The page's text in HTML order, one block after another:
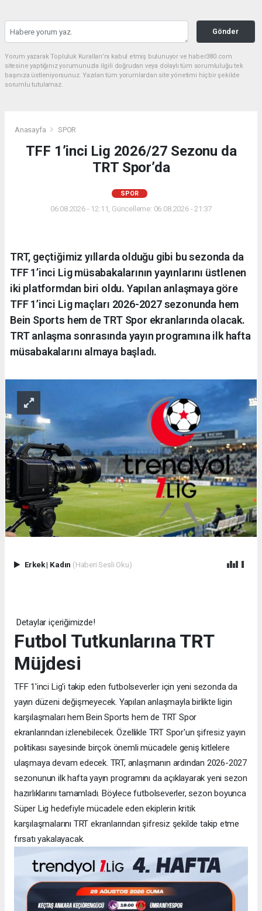
Gönder
Yorum yazarak Topluluk Kuralları’nı kabul etmiş bulunuyor ve haber380.com
sitesine yaptığınız yorumunuzla ilgili doğrudan veya dolaylı tüm sorumluluğu tek
başınıza üstleniyorsunuz. Yazılan tüm yorumlardan site yönetimi hiçbir şekilde
sorumlu tutulamaz.
Anasayfa SPOR
TFF 1’inci Lig 2026/27 Sezonu da
TRT Spor’da
SPOR
06.08.2026 - 12:11, Güncelleme: 06.08.2026 - 21:37
TRT, geçtiğimiz yıllarda olduğu gibi bu sezonda da
TFF 1’inci Lig müsabakalarının yayınlarını üstlenen
iki platformdan biri oldu. Yapılan anlaşmaya göre
TFF 1’inci Lig maçları 2026-2027 sezonunda hem
Bein Sports hem de TRT Spor ekranlarında olacak.
TRT anlaşma sonrasında yayın programına ilk hafta
müsabakalarını almaya başladı.
Erkek| Kadın (Haberi Sesli Oku)
Detaylar içeriğimizde!
Futbol Tutkunlarına TRT
Müjdesi
TFF 1'inci Lig'i takip eden futbolseverler için yeni sezonda da
yayın düzeni değişmeyecek. Yapılan anlaşmayla birlikte ligin
karşılaşmaları hem Bein Sports hem de TRT Spor
ekranlarından izlenebilecek. Özellikle TRT Spor'un şifresiz yayın
politikası sayesinde birçok önemli mücadele geniş kitlelere
ulaşmaya devam edecek. TRT, anlaşmanın ardından 2026-2027
sezonunun ilk hafta yayın programını da açıklayarak yeni sezon
hazırlıklarını tamamladı. Böylece futbolseverler, sezon boyunca
Süper Lig hedefiyle mücadele eden ekiplerin kritik
karşılaşmalarını TRT ekranlarından şifresiz şekilde takip etme
fırsatı yakalayacak.